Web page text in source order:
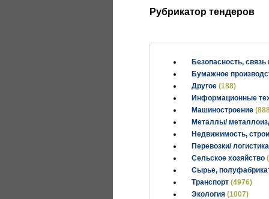
Рубрикатор тендеров
Безопасность,
Бумажное
Другое (188)
Информационные
Машиностроение
Металлы/
Недвижимость,
Перевозки/
Сельское хозяйство
Сырье,
Транспорт (4976)
Экология (1007)